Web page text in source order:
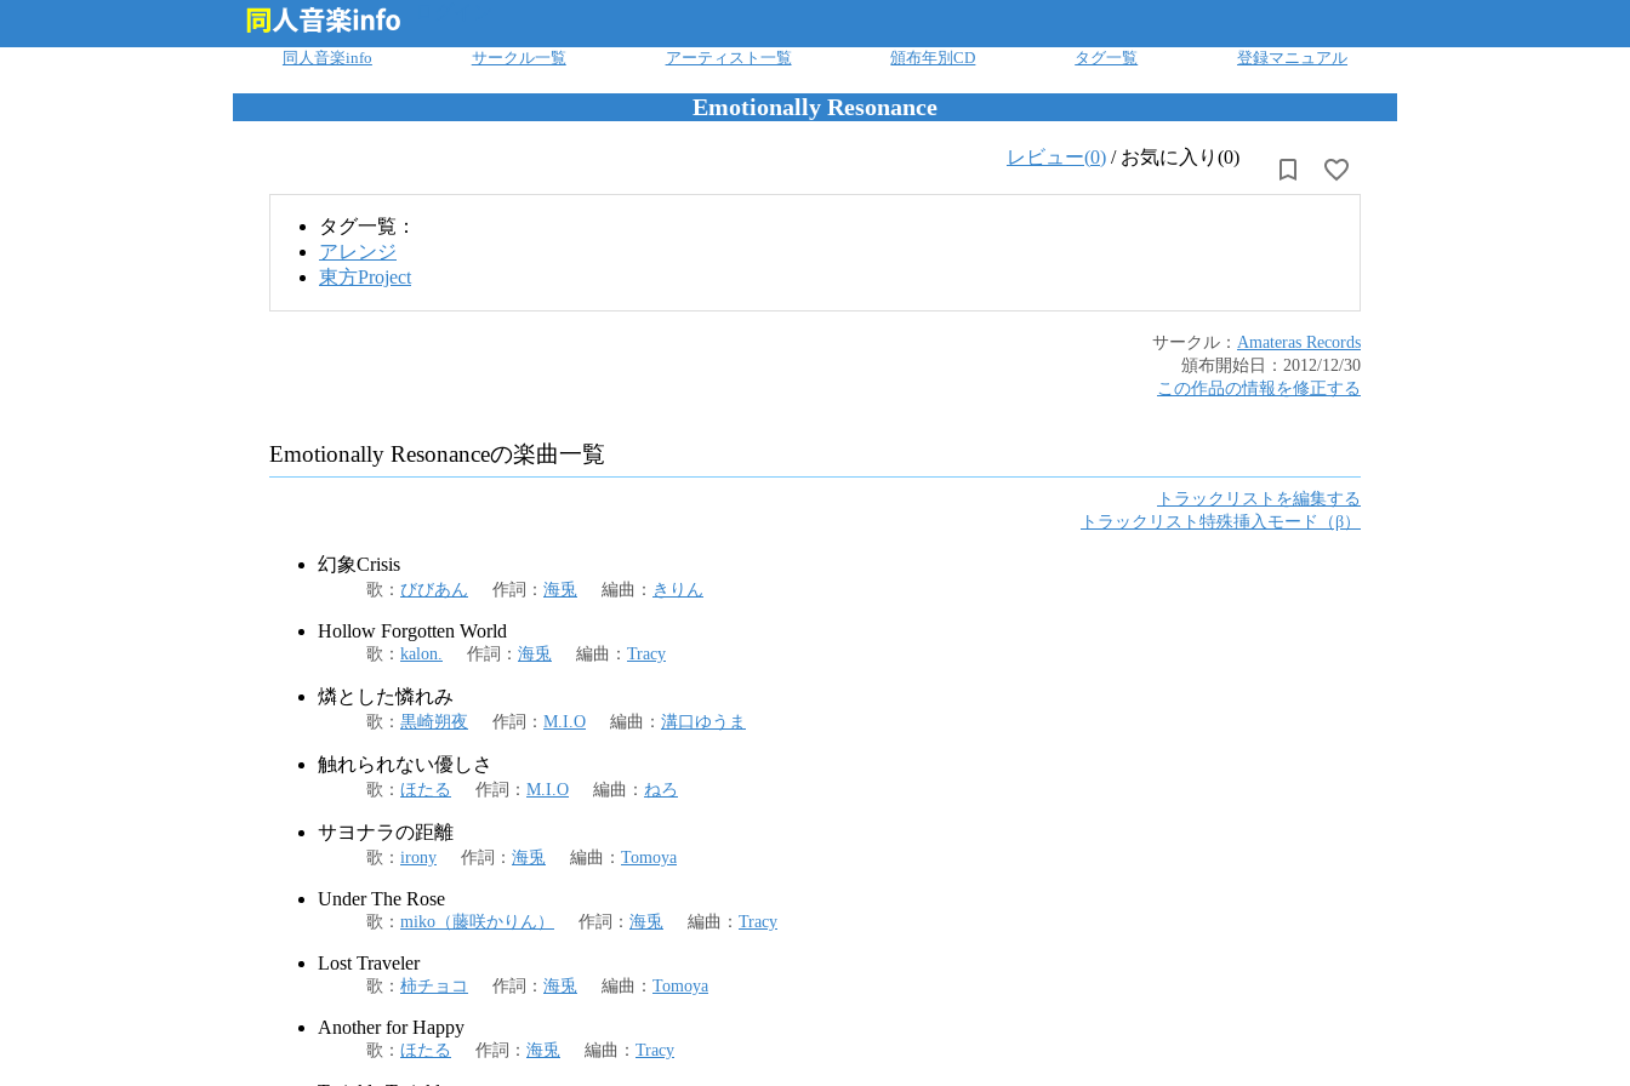
同人音楽info サークル一覧 アーティスト一覧 頒布年別CD タグ一覧 登録マニュアル
Emotionally Resonance
レビュー(0) / お気に入り(0)
タグ一覧：
アレンジ
東方Project
サークル： Amateras Records
頒布開始日： 2012/12/30
この作品の情報を修正する
Emotionally Resonanceの楽曲一覧
トラックリストを編集する
トラックリスト特殊挿入モード（β）
幻象Crisis
歌 ： びびあん 作詞 ： 海兎 編曲 ： きりん
Hollow Forgotten World
歌 ： kalon. 作詞 ： 海兎 編曲 ： Tracy
燐とした憐れみ
歌 ： 黒崎朔夜 作詞 ： M.I.O 編曲 ： 溝口ゆうま
触れられない優しさ
歌 ： ほたる 作詞 ： M.I.O 編曲 ： ねろ
サヨナラの距離
歌 ： irony 作詞 ： 海兎 編曲 ： Tomoya
Under The Rose
歌 ： miko（藤咲かりん） 作詞 ： 海兎 編曲 ： Tracy
Lost Traveler
歌 ： 柿チョコ 作詞 ： 海兎 編曲 ： Tomoya
Another for Happy
歌 ： ほたる 作詞 ： 海兎 編曲 ： Tracy